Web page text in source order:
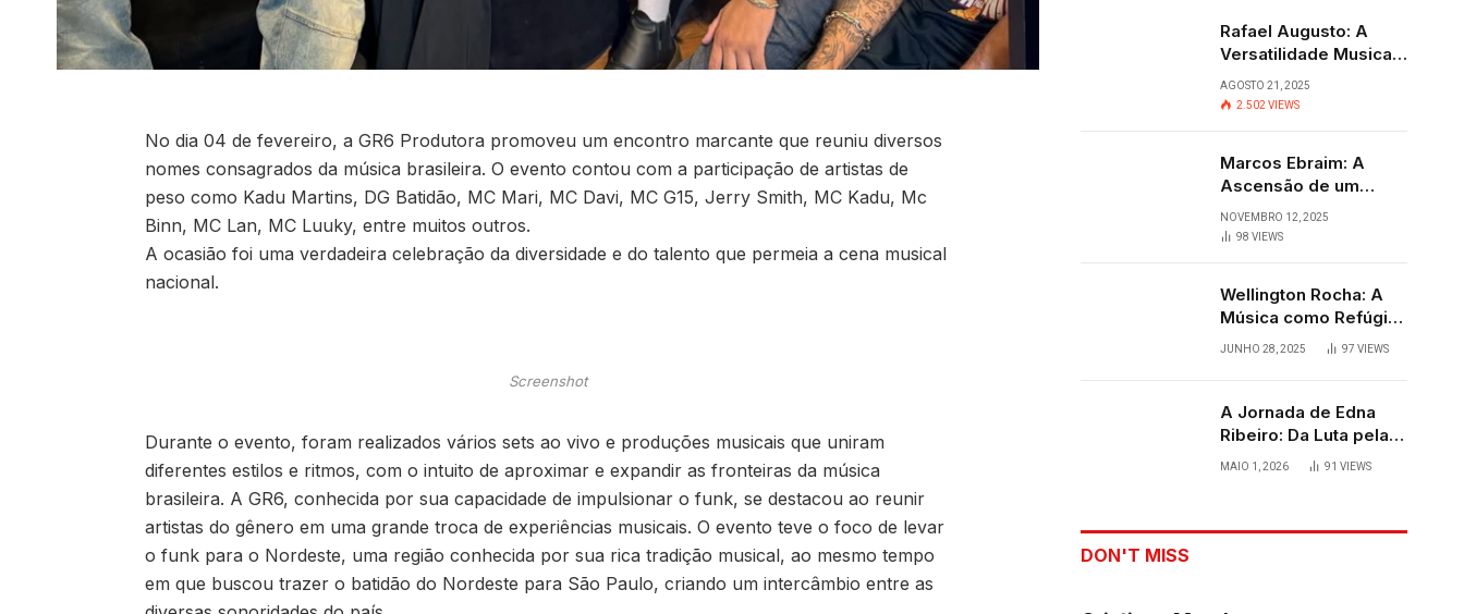
No dia 04 de fevereiro, a GR6 Produtora promoveu um encontro marcante que reuniu diversos
nomes consagrados da música brasileira. O evento contou com a participação de artistas de
peso como Kadu Martins, DG Batidão, MC Mari, MC Davi, MC G15, Jerry Smith, MC Kadu, Mc
Binn, MC Lan, MC Luuky, entre muitos outros.
A ocasião foi uma verdadeira celebração da diversidade e do talento que permeia a cena musical
nacional.
Screenshot
Durante o evento, foram realizados vários sets ao vivo e produções musicais que uniram
diferentes estilos e ritmos, com o intuito de aproximar e expandir as fronteiras da música
brasileira. A GR6, conhecida por sua capacidade de impulsionar o funk, se destacou ao reunir
artistas do gênero em uma grande troca de experiências musicais. O evento teve o foco de levar
o funk para o Nordeste, uma região conhecida por sua rica tradição musical, ao mesmo tempo
em que buscou trazer o batidão do Nordeste para São Paulo, criando um intercâmbio entre as
Rafael Augusto: A
Versatilidade Musical
que Transcende
Fronteiras
AGOSTO 21, 2025
2.502 VIEWS
Marcos Ebraim: A
Ascensão de um
Jovem Talento do
Sertanejo
NOVEMBRO 12, 2025
98 VIEWS
Wellington Rocha: A
Música como Refúgio
e Alegria em
JUNHO 28, 2025 97 VIEWS
A Jornada de Edna
Ribeiro: Da Luta pela
Sobrevivência ao
MAIO 1, 2026 91 VIEWS
DON'T MISS